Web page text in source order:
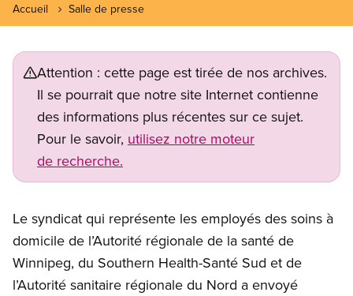
Accueil Salle de presse
Attention : cette page est tirée de nos archives.
Il se pourrait que notre site Internet contienne
des informations plus récentes sur ce sujet.
Pour le savoir, utilisez notre moteur
de recherche.
Le syndicat qui représente les employés des soins à
domicile de l’Autorité régionale de la santé de
Winnipeg, du Southern Health-Santé Sud et de
l’Autorité sanitaire régionale du Nord a envoyé